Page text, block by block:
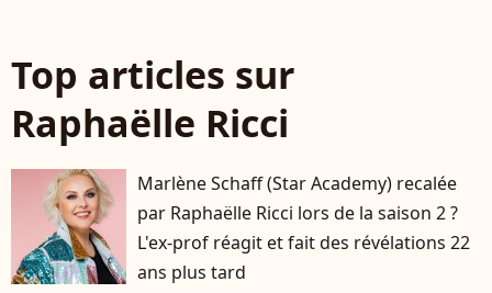
Top articles sur
Raphaëlle Ricci
Marlène Schaff (Star Academy) recalée
par Raphaëlle Ricci lors de la saison 2 ?
L'ex-prof réagit et fait des révélations 22
ans plus tard